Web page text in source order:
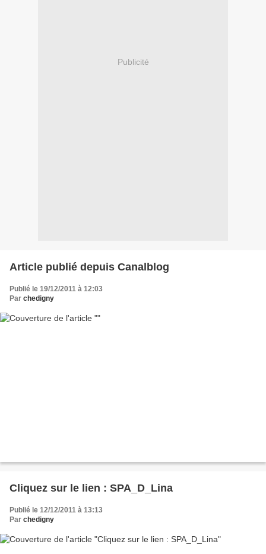
Publicité
Article publié depuis Canalblog
Publié le 19/12/2011 à 12:03
Par chedigny
Cliquez sur le lien : SPA_D_Lina
Publié le 12/12/2011 à 13:13
Par chedigny